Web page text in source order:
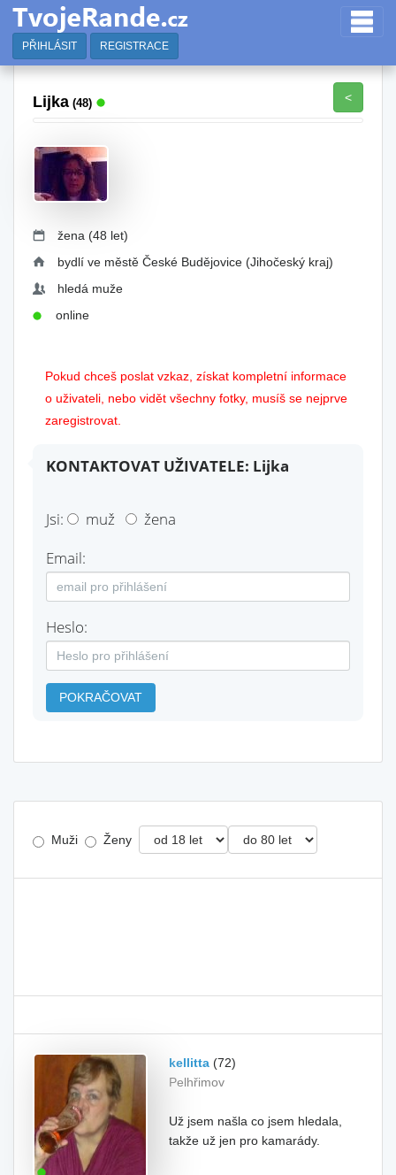
PŘIHLÁSIT REGISTRACE
Lijka (48) <
žena (48 let)
bydlí ve městě České Budějovice (Jihočeský kraj)
hledá muže
online
Pokud chceš poslat vzkaz, získat kompletní informace
o uživateli, nebo vidět všechny fotky, musíš se nejprve
zaregistrovat.
KONTAKTOVAT UŽIVATELE: Lijka
Jsi: muž
žena
Email:
Heslo:
POKRAČOVAT
Muži Ženy
kellitta (72)
Pelhřimov
Už jsem našla co jsem hledala,
takže už jen pro kamarády.